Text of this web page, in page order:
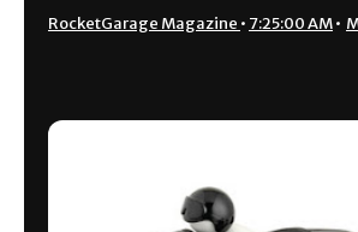
RocketGarage Magazine • 7:25:00 AM•